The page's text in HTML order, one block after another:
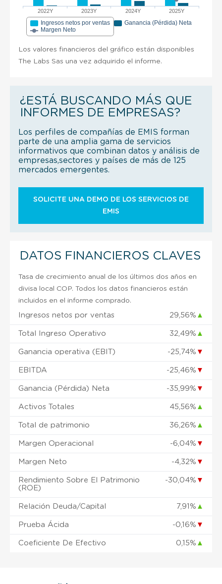
2022Y 2023Y 2024Y 2025Y
Ingresos netos por ventas
Ganancia (Pérdida) Neta
Margen Neto
Los valores financieros del gráfico están disponibles
The Labs Sas una vez adquirido el informe.
¿ESTÁ BUSCANDO MÁS QUE
INFORMES DE EMPRESAS?
Los perfiles de compañías de EMIS forman
parte de una amplia gama de servicios
informativos que combinan datos y análisis de
empresas,sectores y países de más de 125
mercados emergentes.
SOLICITE UNA DEMO DE LOS SERVICIOS DE
EMIS
DATOS FINANCIEROS CLAVES
Tasa de crecimiento anual de los últimos dos años en
divisa local COP. Todos los datos financieros están
incluidos en el informe comprado.
Ingresos netos por ventas 29,56% ▲
Total Ingreso Operativo 32,49% ▲
Ganancia operativa (EBIT) -25,74% ▼
EBITDA -25,46% ▼
Ganancia (Pérdida) Neta -35,99% ▼
Activos Totales 45,56% ▲
Total de patrimonio 36,26% ▲
Margen Operacional -6,04% ▼
Margen Neto -4,32% ▼
Rendimiento Sobre El Patrimonio
(ROE)
-30,04% ▼
Relación Deuda/Capital 7,91% ▲
Prueba Ácida -0,16% ▼
Coeficiente De Efectivo 0,15% ▲